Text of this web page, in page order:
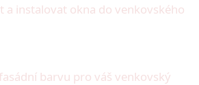
a instalovat okna do venkovského
barvu pro váš venkovský